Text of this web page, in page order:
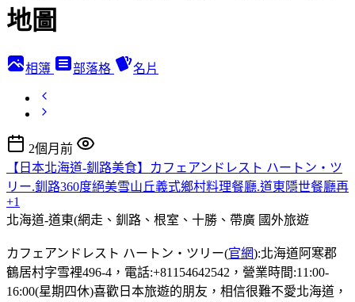
地圖
相簿 部落格 名片
2個月前
【日本北海道-釧路美食】カフェアンドレスト ハートン・ツ
リー.釧路360度絕美雪山丘義式鄉村料理餐廳.道東隱世餐廳再
+1
北海道-道東(網走、釧路、根室、十勝、帶廣 國外旅遊
カフェアンドレスト ハートン・ツリー(官網):北海道阿寒郡
鶴居村字雪裡496-4，電話:+81154642542，營業時間:11:00-
16:00(星期四休)喜歡日本旅遊的朋友，相信很難不愛北海道，